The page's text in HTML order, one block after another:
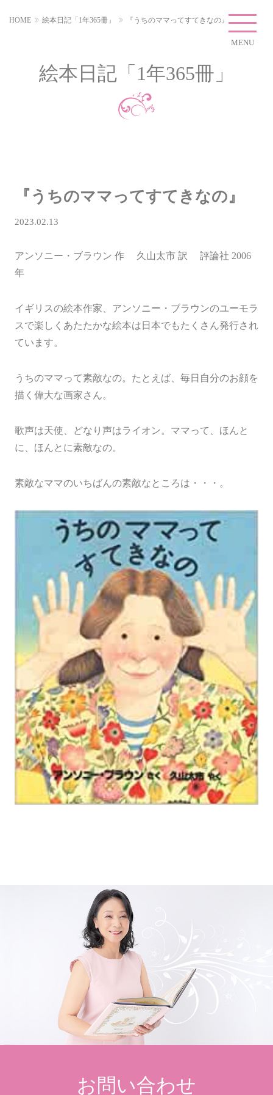
MENU
HOME 絵本日記「1年365冊」 『うちのママってすてきなの』
絵本日記「1年365冊」
『うちのママってすてきなの』
2023.02.13
アンソニー・ブラウン 作 久山太市 訳 評論社 2006
年
イギリスの絵本作家、アンソニー・ブラウンのユーモラ
スで楽しくあたたかな絵本は日本でもたくさん発行され
ています。
うちのママって素敵なの。たとえば、毎日自分のお顔を
描く偉大な画家さん。
歌声は天使、どなり声はライオン。ママって、ほんと
に、ほんとに素敵なの。
素敵なママのいちばんの素敵なところは・・・。
お問い合わせ